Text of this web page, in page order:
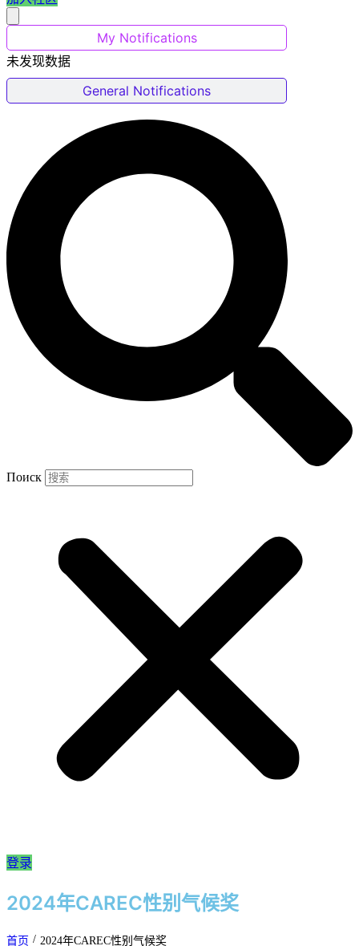
My Notifications
General Notifications
未发现数据
Поиск
登录
2024年CAREC性别气候奖
首页 / 2024年CAREC性别气候奖